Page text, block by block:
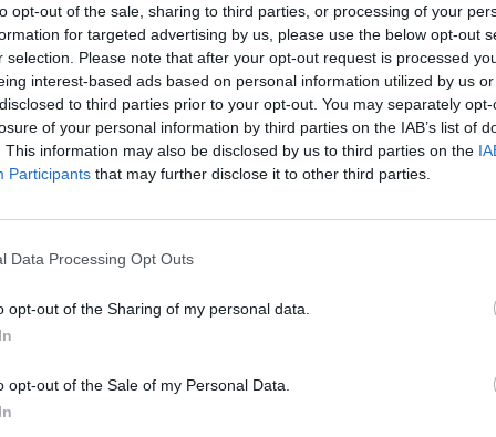
opt-out of the sale, sharing to third parties, or processing of your
for targeted advertising by us, please use the below opt-out
selection. Please note that after your opt-out request is processed
interest-based ads based on personal information utilized by us
to third parties prior to your opt-out. You may separately
of your personal information by third parties on the IAB’s list of
This information may also be disclosed by us to third parties on the
Participants that may further disclose it to other third parties.
Data Processing Opt Outs
opt-out of the Sharing of my personal data.
opt-out of the Sale of my Personal Data.
akademijos; mes jau nuo antro kurso piešėme figūras,
tyrinėjome kaulus, raumenis. Piešėme nuogas
Kaip chirurgai tiksliai piešėme kūnus, ne kokius
grožis, plastika, gracingumas, elegancija, judesys,